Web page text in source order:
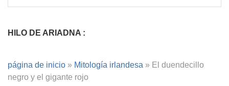
HILO DE ARIADNA :
página de inicio » Mitología irlandesa » El duendecillo
negro y el gigante rojo